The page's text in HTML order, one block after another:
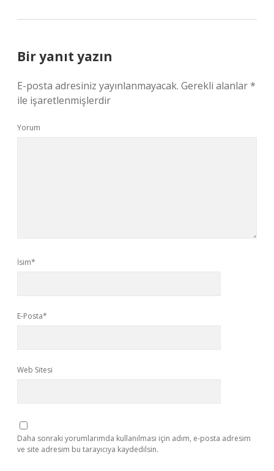
Bir yanıt yazın
E-posta adresiniz yayınlanmayacak. Gerekli alanlar*
ile işaretlenmişlerdir
Yorum
İsim*
E-Posta*
Web Sitesi
Daha sonraki yorumlarımda kullanılması için adım, e-posta adresim
ve site adresim bu tarayıcıya kaydedilsin.